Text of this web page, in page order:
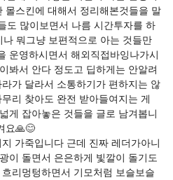
몰스킨에 대해서 정리해본것들을 말
도 많이보면서 나름 시간투자를 하
뭐그냥 보편적으로 아는 것들만
운영하시면서 해외직접바잉나가시
봐서 안다 정도고 딥하게는 안알려
가 달라서 소통하기가 편하지는 않
리 찾아도 완전 받아들여지는 게
게 잡아놓은 것들을 글로 남겨봅니
요🙏😊
가죽입니다 근데 진짜 레더가아니
이 돌면서 은은하게 빛깔이 돌기도
리멍텅하면서 기모처럼 보슬보슬